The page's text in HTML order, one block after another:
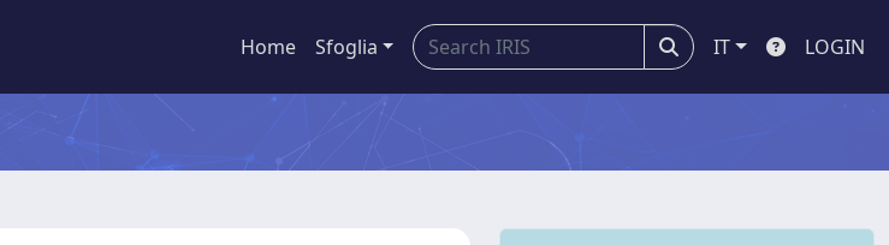
Home Sfoglia IT LOGIN